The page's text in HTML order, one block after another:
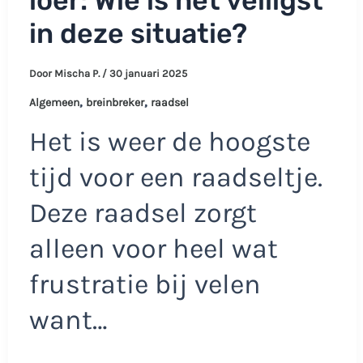
in deze situatie?
Door Mischa P. / 30 januari 2025
Algemeen, breinbreker, raadsel
Het is weer de hoogste
tijd voor een raadseltje.
Deze raadsel zorgt
alleen voor heel wat
frustratie bij velen
want…